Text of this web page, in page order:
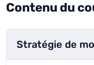
Contenu du
Stratégie de